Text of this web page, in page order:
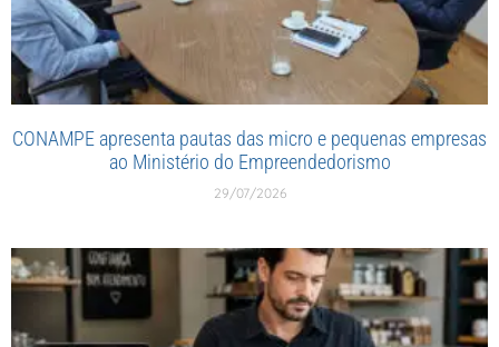
CONAMPE apresenta pautas das micro e pequenas empresas
ao Ministério do Empreendedorismo
29/07/2026